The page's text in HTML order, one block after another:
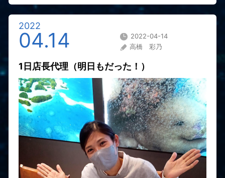
2022
04.14
2022-04-14
高橋 彩乃
1日店長代理（明日もだった！）